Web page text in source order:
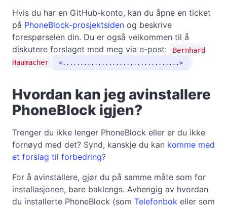
Hvis du har en GitHub-konto, kan du åpne en ticket
på PhoneBlock-prosjektsiden og beskrive
forespørselen din. Du er også velkommen til å
diskutere forslaget med meg via e-post:
Bernhard
Haumacher
.................................
Hvordan kan jeg avinstallere
PhoneBlock igjen?
Trenger du ikke lenger PhoneBlock eller er du ikke
fornøyd med det? Synd, kanskje du kan komme med
et forslag til forbedring?
For å avinstallere, gjør du på samme måte som for
installasjonen, bare baklengs. Avhengig av hvordan
du installerte PhoneBlock (som Telefonbok eller som